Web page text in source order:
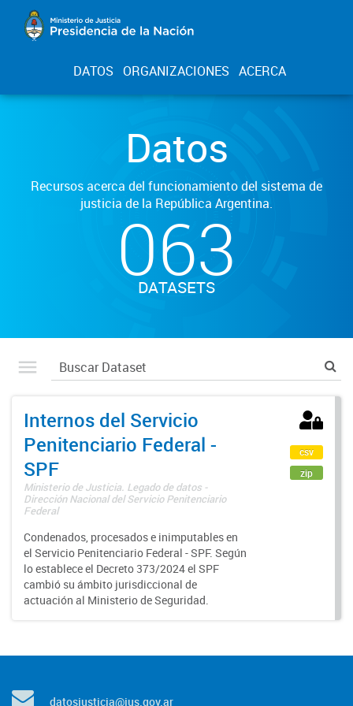
DATOS ORGANIZACIONES ACERCA
Datos
Recursos acerca del funcionamiento del sistema de
justicia de la República Argentina.
063
DATASETS
Internos del Servicio
Penitenciario Federal -
SPF
Ministerio de Justicia. Legado de datos -
Dirección Nacional del Servicio Penitenciario
Federal
Condenados, procesados e inimputables en
el Servicio Penitenciario Federal - SPF. Según
lo establece el Decreto 373/2024 el SPF
cambió su ámbito jurisdiccional de
actuación al Ministerio de Seguridad.
csv
zip
datosjusticia@jus.gov.ar